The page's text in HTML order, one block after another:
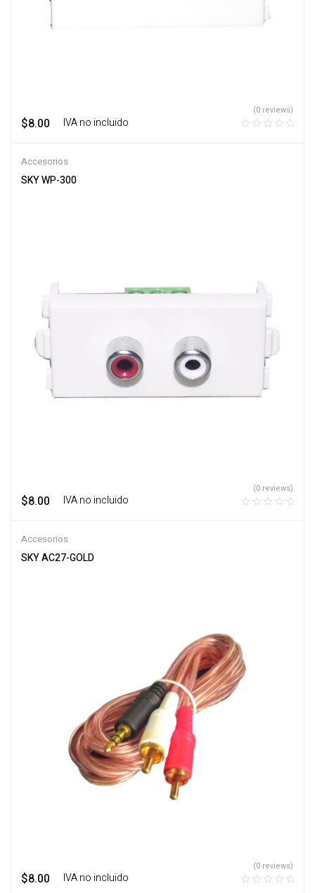
$8.00 ‎ ‎ ‎ IVA no incluido
(0 reviews)
Accesorios
SKY WP-300
$8.00 ‎ ‎ ‎ IVA no incluido
(0 reviews)
Accesorios
SKY AC27-GOLD
$8.00 ‎ ‎ ‎ IVA no incluido
(0 reviews)